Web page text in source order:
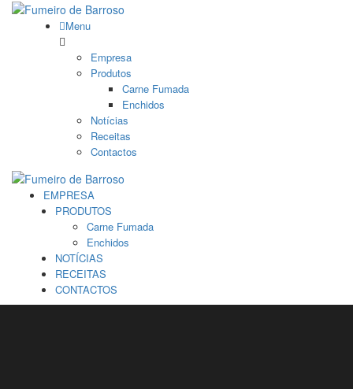
Menu
Empresa
Produtos
Carne Fumada
Enchidos
Notícias
Receitas
Contactos
EMPRESA
PRODUTOS
Carne Fumada
Enchidos
NOTÍCIAS
RECEITAS
CONTACTOS